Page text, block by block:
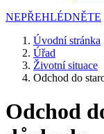
NEPŘEHLÉDNĚTE
Úvodní stránka
Úřad
Životní situace
Odchod do
Odchod